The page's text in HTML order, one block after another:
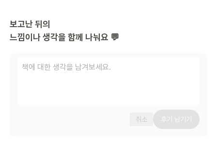
보고난 뒤의
느낌이나 생각을 함께 나눠요 💬
취소 후기 남기기